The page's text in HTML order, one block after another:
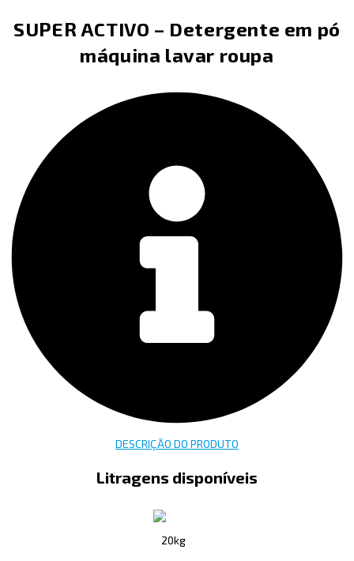
SUPER ACTIVO – Detergente em pó
máquina lavar roupa
DESCRIÇÃO DO PRODUTO
Litragens disponíveis
20kg